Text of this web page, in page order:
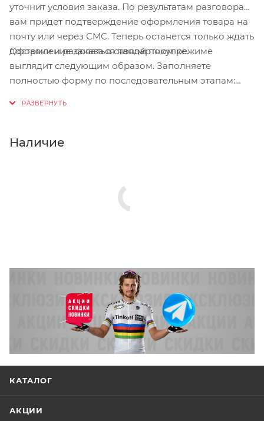
уточнит условия заказа. По результатам разговора
вам придет подтверждение оформления товара на
почту или через СМС. Теперь останется только ждать
доставки и радоваться новой покупке.
Оформление заказа в стандартном режиме
выглядит следующим образом. Заполняете
полностью форму по последовательным этапам:
Нажмите кнопку «Оформить заказ».
Наличие
КАТАЛОГ
АКЦИИ